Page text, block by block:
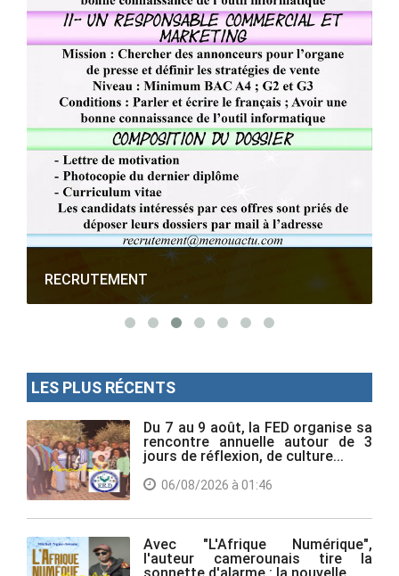
RECRUTEMENT
LES PLUS RÉCENTS
Du 7 au 9 août, la FED organise sa
rencontre annuelle autour de 3
jours de réflexion, de culture...
06/08/2026 à 01:46
Avec "L'Afrique Numérique",
l'auteur camerounais tire la